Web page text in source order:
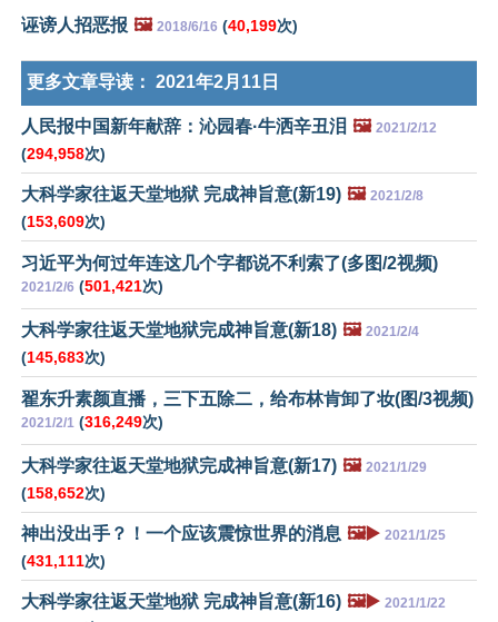
诬谤人招恶报 🖼️ 2018/6/16 (40,199次)
更多文章导读： 2021年2月11日
人民报中国新年献辞：沁园春·牛洒辛丑泪 🖼️ 2021/2/12
(294,958次)
大科学家往返天堂地狱 完成神旨意(新19) 🖼️ 2021/2/8
(153,609次)
习近平为何过年连这几个字都说不利索了(多图/2视频)
2021/2/6 (501,421次)
大科学家往返天堂地狱完成神旨意(新18) 🖼️ 2021/2/4
(145,683次)
翟东升素颜直播，三下五除二，给布林肯卸了妆(图/3视频)
2021/2/1 (316,249次)
大科学家往返天堂地狱完成神旨意(新17) 🖼️ 2021/1/29
(158,652次)
神出没出手？！一个应该震惊世界的消息 🖼️▶️ 2021/1/25
(431,111次)
大科学家往返天堂地狱 完成神旨意(新16) 🖼️▶️ 2021/1/22